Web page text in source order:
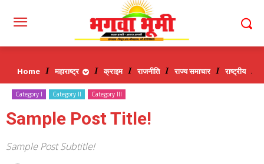
Home महाराष्ट्र क्राइम राजनीति राज्य समाचार राष्ट्रीय
Category I Category II Category III
Sample Post Title!
Sample Post Subtitle!